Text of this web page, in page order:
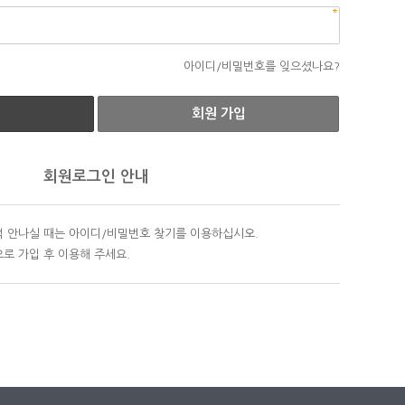
아이디/비밀번호를 잊으셨나요?
회원 가입
회원로그인 안내
안나실 때는 아이디/비밀번호 찾기를 이용하십시오.
가입 후 이용해 주세요.